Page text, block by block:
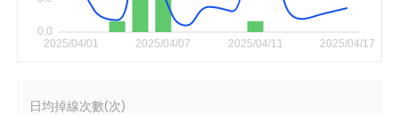
日均掉線次數(次)